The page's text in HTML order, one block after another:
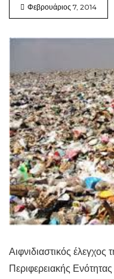
Φεβρουάριος 7, 2014
Αιφνιδιαστικός
Περιφερειακής